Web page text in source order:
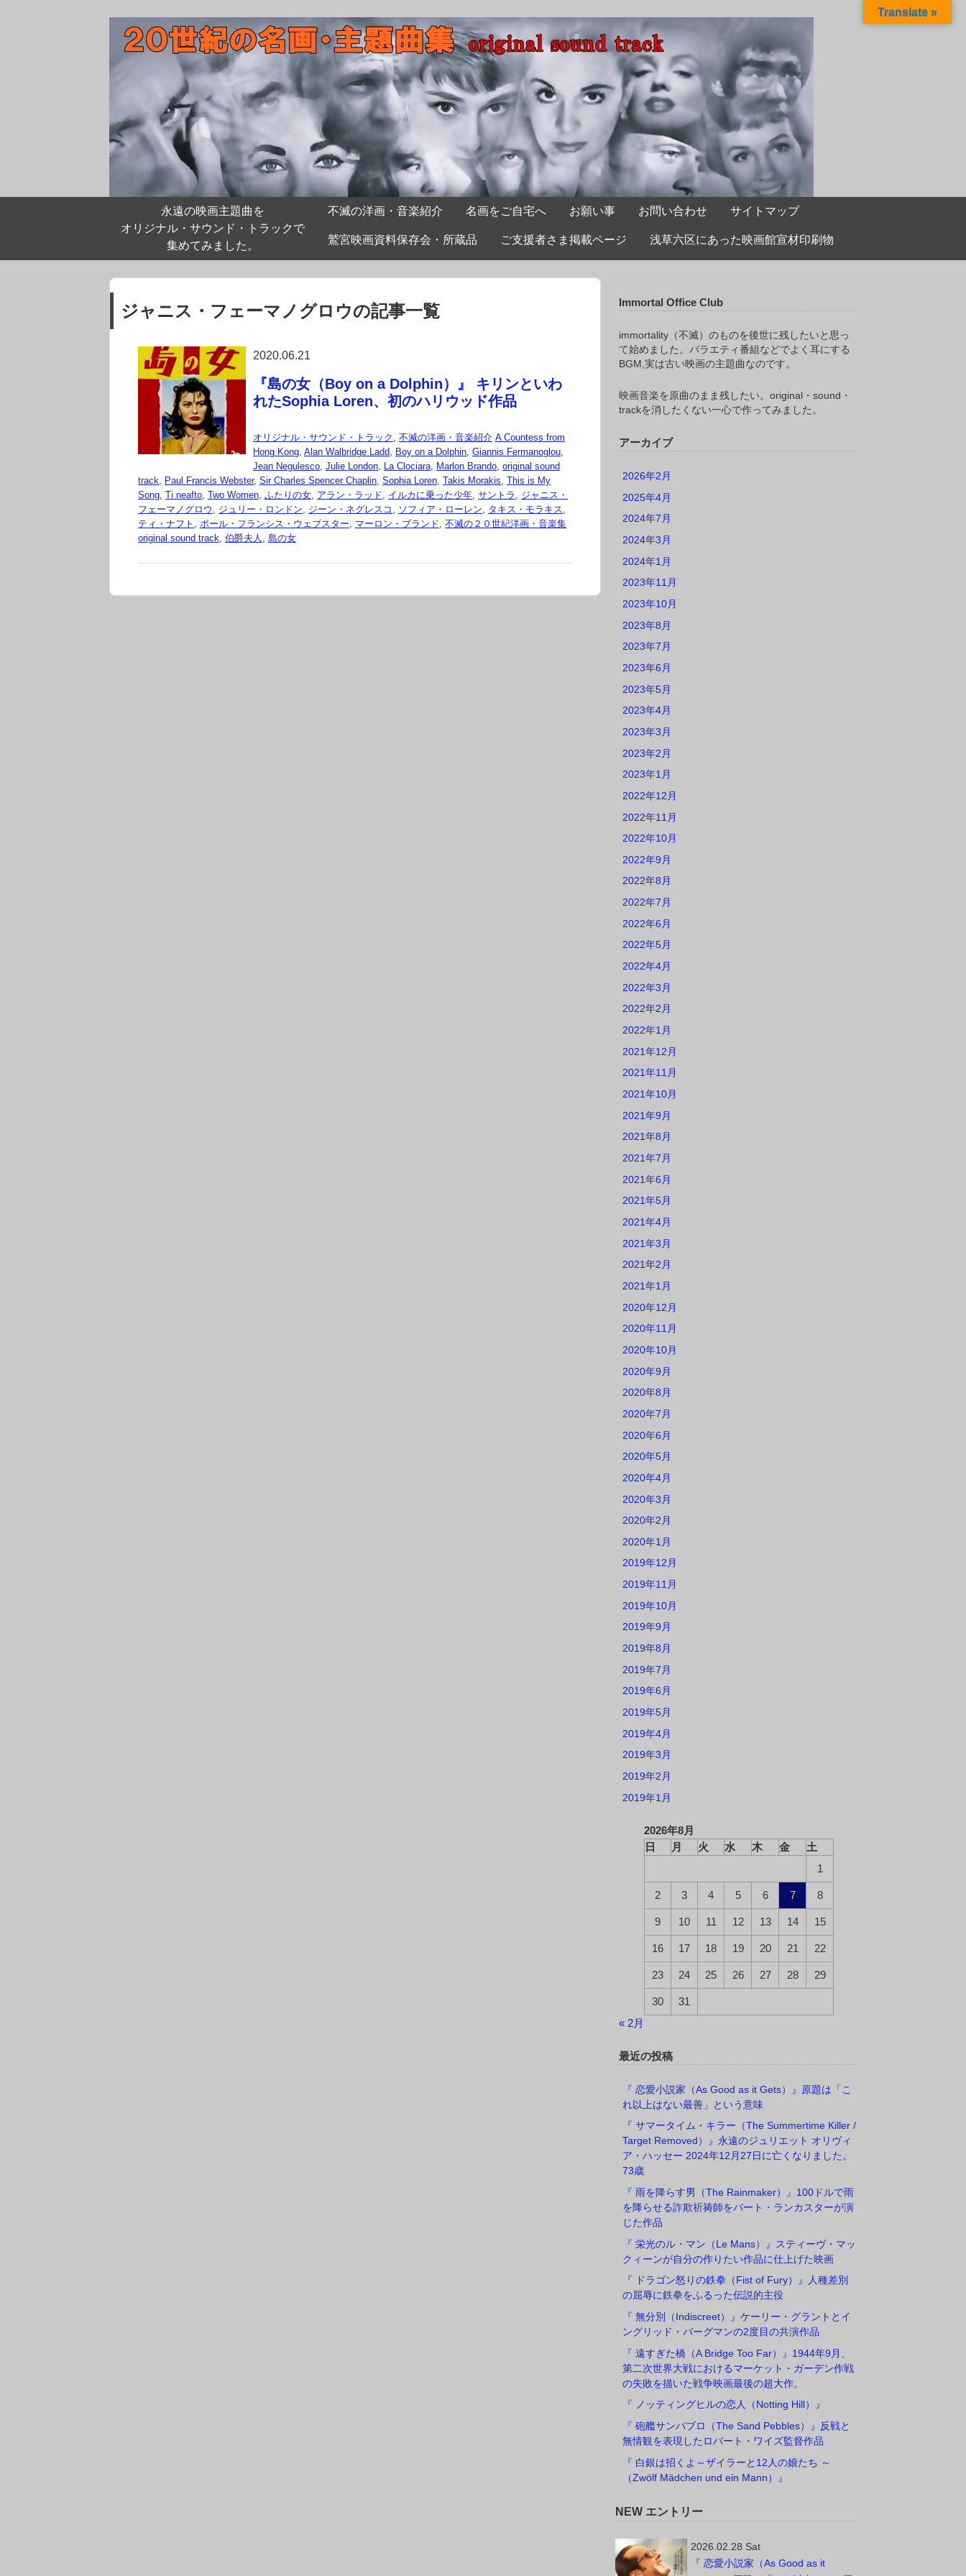
永遠の映画主題曲を
オリジナル・サウンド・トラックで
集めてみました。
不滅の洋画・音楽紹介 名画をご自宅へ お願い事 お問い合わせ サイトマップ
鷲宮映画資料保存会・所蔵品 ご支援者さま掲載ページ 浅草六区にあった映画館宣材印刷物
ジャニス・フェーマノグロウの記事一覧
2020.06.21
『島の女（Boy on a Dolphin）』 キリンといわ
れたSophia Loren、初のハリウッド作品
オリジナル・サウンド・トラック , 不滅の洋画・音楽紹介 A Countess from
Hong Kong, Alan Walbridge Ladd, Boy on a Dolphin, Giannis Fermanoglou,
Jean Negulesco, Julie London, La Clociara, Marlon Brando, original sound
track, Paul Francis Webster, Sir Charles Spencer Chaplin, Sophia Loren, Takis Morakis, This is My
Song, Ti neafto, Two Women, ふたりの女, アラン・ラッド, イルカに乗った少年, サントラ , ジャニス・
フェーマノグロウ , ジュリー・ロンドン, ジーン・ネグレスコ , ソフィア・ローレン, タキス・モラキス,
ティ・ナフト , ポール・フランシス・ウェブスター, マーロン・ブランド, 不滅の２０世紀洋画・音楽集
original sound track, 伯爵夫人 , 島の女
Immortal Office Club
immortality（不滅）のものを後世に残したいと思っ
て始めました。バラエティ番組などでよく耳にする
BGM,実は古い映画の主題曲なのです。
映画音楽を原曲のまま残したい。original・sound・
trackを消したくない一心で作ってみました。
アーカイブ
2026年2月
2025年4月
2024年7月
2024年3月
2024年1月
2023年11月
2023年10月
2023年8月
2023年7月
2023年6月
2023年5月
2023年4月
2023年3月
2023年2月
2023年1月
2022年12月
2022年11月
2022年10月
2022年9月
2022年8月
2022年7月
2022年6月
2022年5月
2022年4月
2022年3月
2022年2月
2022年1月
2021年12月
2021年11月
2021年10月
2021年9月
2021年8月
2021年7月
2021年6月
2021年5月
2021年4月
2021年3月
2021年2月
2021年1月
2020年12月
2020年11月
2020年10月
2020年9月
2020年8月
2020年7月
2020年6月
2020年5月
2020年4月
2020年3月
2020年2月
2020年1月
2019年12月
2019年11月
2019年10月
2019年9月
2019年8月
2019年7月
2019年6月
2019年5月
2019年4月
2019年3月
2019年2月
2019年1月
2026年8月
日
月 火 水 木 金
土
1
2 3 4 5 6 7 8
9 10 11 12 13 14 15
16 17 18 19 20 21 22
23 24 25 26 27 28 29
30
31
« 2月
最近の投稿
『 恋愛小説家（As Good as it Gets）』原題は「こ
れ以上はない最善」という意味
『 サマータイム・キラー（The Summertime Killer /
Target Removed）』永遠のジュリエット オリヴィ
ア・ハッセー 2024年12月27日に亡くなりました。
73歳
『 雨を降らす男（The Rainmaker）』100ドルで雨
を降らせる詐欺祈祷師をバート・ランカスターが演
じた作品
『 栄光のル・マン（Le Mans）』スティーヴ・マッ
クィーンが自分の作りたい作品に仕上げた映画
『 ドラゴン怒りの鉄拳（Fist of Fury）』人種差別
の屈辱に鉄拳をふるった伝説的主役
『 無分別（Indiscreet）』ケーリー・グラントとイ
ングリッド・バーグマンの2度目の共演作品
『 遠すぎた橋（A Bridge Too Far）』1944年9月、
第二次世界大戦におけるマーケット・ガーデン作戦
の失敗を描いた戦争映画最後の超大作。
『 ノッティングヒルの恋人（Notting Hill）』
『 砲艦サンパブロ（The Sand Pebbles）』反戦と
無情観を表現したロバート・ワイズ監督作品
『 白銀は招くよ～ザイラーと12人の娘たち ～
（Zwölf Mädchen und ein Mann）』
NEW エントリー
2026.02.28 Sat
『 恋愛小説家（As Good as it
Translate »